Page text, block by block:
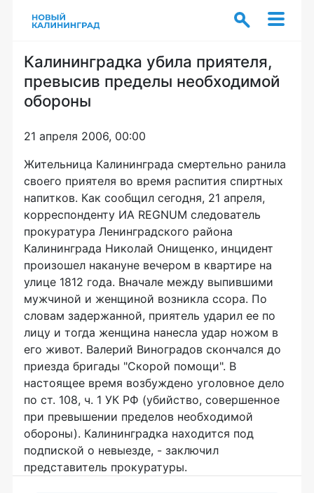
Калининградка убила приятеля,
превысив пределы необходимой
обороны
21 апреля 2006, 00:00
Жительница Калининграда смертельно ранила
своего приятеля во время распития спиртных
напитков. Как сообщил сегодня, 21 апреля,
корреспонденту ИА REGNUM следователь
прокуратура Ленинградского района
Калининграда Николай Онищенко, инцидент
произошел накануне вечером в квартире на
улице 1812 года. Вначале между выпившими
мужчиной и женщиной возникла ссора. По
словам задержанной, приятель ударил ее по
лицу и тогда женщина нанесла удар ножом в
его живот. Валерий Виноградов скончался до
приезда бригады "Скорой помощи". В
настоящее время возбуждено уголовное дело
по ст. 108, ч. 1 УК РФ (убийство, совершенное
при превышении пределов необходимой
обороны). Калининградка находится под
подпиской о невыезде, - заключил
представитель прокуратуры.